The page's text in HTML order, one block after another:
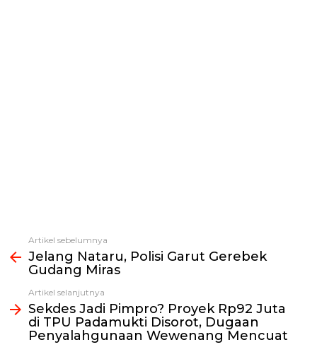
Lihat
selengkapnya
Artikel sebelumnya
Jelang Nataru, Polisi Garut Gerebek
Gudang Miras
Artikel selanjutnya
Sekdes Jadi Pimpro? Proyek Rp92 Juta
di TPU Padamukti Disorot, Dugaan
Penyalahgunaan Wewenang Mencuat